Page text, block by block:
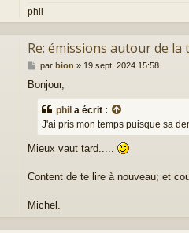
phil
Re: émissions autour de la
M
s
s
e
par bion » 19 sept. 2024 15:58
Bonjour,
phil a écrit :
J'ai pris mon temps puisque sa
Mieux vaut tard.....
Content de te lire à nouveau; et
Michel.